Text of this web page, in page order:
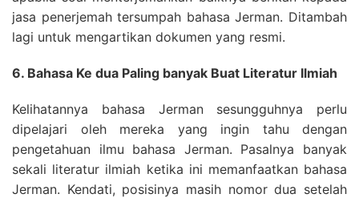
jasa penerjemah tersumpah bahasa Jerman. Ditambah
lagi untuk mengartikan dokumen yang resmi.
6. Bahasa Ke dua Paling banyak Buat Literatur Ilmiah
Kelihatannya bahasa Jerman sesungguhnya perlu
dipelajari oleh mereka yang ingin tahu dengan
pengetahuan ilmu bahasa Jerman. Pasalnya banyak
sekali literatur ilmiah ketika ini memanfaatkan bahasa
Jerman. Kendati, posisinya masih nomor dua setelah